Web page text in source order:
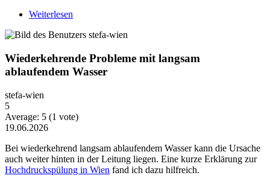
Weiterlesen
Wiederkehrende Probleme mit langsam
ablaufendem Wasser
stefa-wien
5
Average: 5 (1 vote)
19.06.2026
Bei wiederkehrend langsam ablaufendem Wasser kann die Ursache
auch weiter hinten in der Leitung liegen. Eine kurze Erklärung zur
Hochdruckspülung in Wien fand ich dazu hilfreich.